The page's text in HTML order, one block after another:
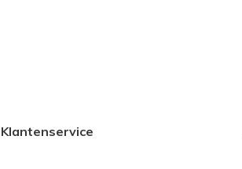
Klantenservice